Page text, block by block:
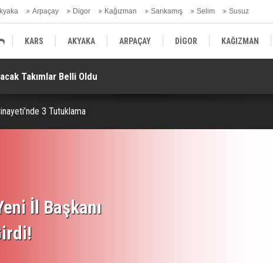
Arpaçay Digor Kağızman Sarıkamış Selim Susuz
Kars Gündem
KARS AKYAKA ARPAÇAY DİGOR KAĞIZMAN
SELİM SUSUZ
Metrelik Uçuruma Yuvarlandı
3 Tutuklama
İl Başkanı